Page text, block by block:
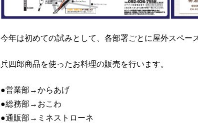
今年は初めての試みとして、各部署ごとに屋外スペー
兵四郎商品を使ったお料理の販売を行います。
●営業部→からあげ
●総務部→おこわ
●通販部→ミネストローネ